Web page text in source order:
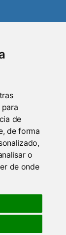
de
de forma
o
de onde
- Osório/RS
às